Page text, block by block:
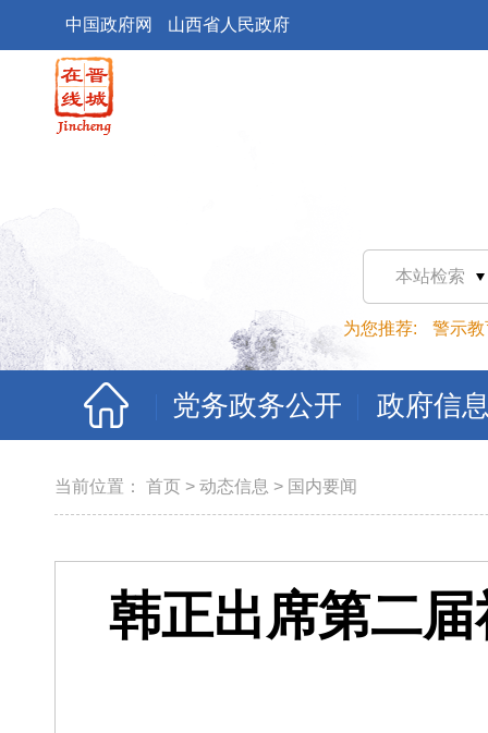
中国政府网 山西省人民政府
本站检索
为您推荐: 警示教
党务政务公开 政府信
当前位置： 首页 > 动态信息 > 国内要闻
韩正出席第二